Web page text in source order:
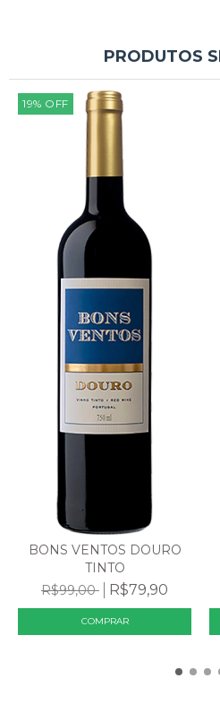
PRODUTOS
19% OFF
BONS VENTOS DOURO
TINTO
R$99,00
R$79,90